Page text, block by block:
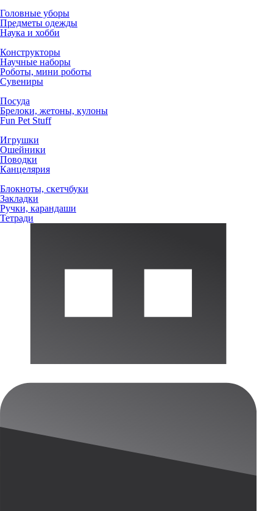
Головные уборы
Предметы одежды
Наука и хобби
Конструкторы
Научные наборы
Роботы, мини роботы
Сувениры
Посуда
Брелоки, жетоны, кулоны
Fun Pet Stuff
Игрушки
Ошейники
Поводки
Канцелярия
Блокноты, скетчбуки
Закладки
Ручки, карандаши
Тетради